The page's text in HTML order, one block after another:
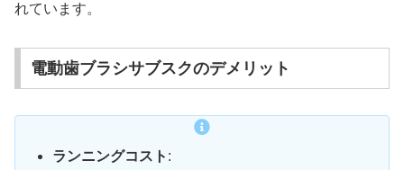
れています。
電動歯ブラシサブスクのデメリット
ランニングコスト :